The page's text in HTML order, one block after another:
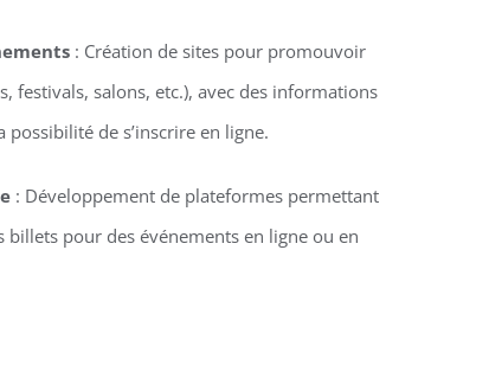
: Création de sites pour promouvoir
festivals, salons, etc.), avec des informations
de s’inscrire en ligne.
: Développement de plateformes permettant
billets pour des événements en ligne ou en